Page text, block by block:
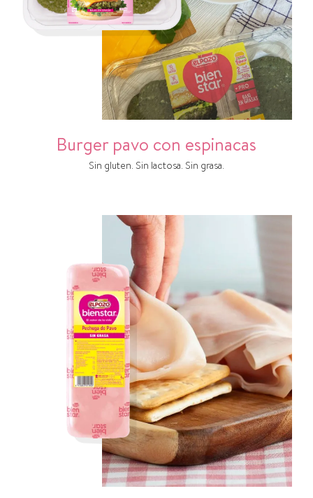
Burger pavo con espinacas
Sin gluten. Sin lactosa. Sin grasa.